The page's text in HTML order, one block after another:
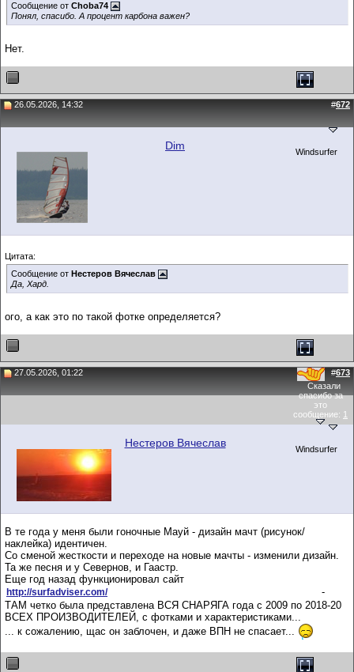
Сообщение от Choba74
Понял, спасибо. А процент карбона важен?
Нет.
26.05.2026, 14:32 #672
Dim Windsurfer
Цитата:
Сообщение от Нестеров Вячеслав
Да, Хард.
ого, а как это по такой фотке определяется?
27.05.2026, 01:22 #673
Сказали
спасибо за
это
сообщение: 1
Нестеров Вячеслав Windsurfer
В те года у меня были гоночные Мауй - дизайн мачт (рисунок/
наклейка) идентичен.
Со сменой жесткости и переходе на новые мачты - изменили дизайн.
Та же песня и у Севернов, и Гаастр.
Еще год назад функционировал сайт
http://surfadviser.com/
-
ТАМ четко была представлена ВСЯ СНАРЯГА года с 2009 по 2018-20
ВСЕХ ПРОИЗВОДИТЕЛЕЙ, с фотками и характеристиками...
... к сожалению, щас он заблочен, и даже ВПН не спасает...